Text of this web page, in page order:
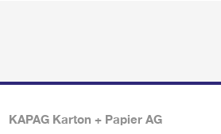
KAPAG Karton + Papier AG